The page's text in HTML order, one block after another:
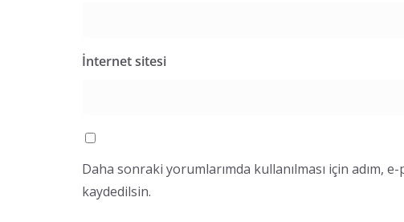
İnternet sitesi
Daha sonraki yorumlarımda kullanılması için adım,
kaydedilsin.